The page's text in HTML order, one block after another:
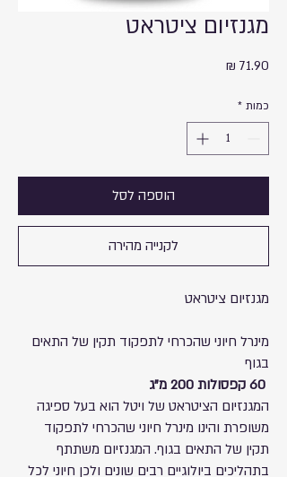
מגנזיום ציטראט
כמות *
הוספה לסל
לקנייה מהירה
מגנזיום ציטראט
מינרל חיוני שהכרחי לתפקוד תקין של התאים
בגוף
60 קפסולות
200 מ”ג
המגנזיום הציטראט של ויטל הוא בעל ספיגה
משופרת והינו מינרל חיוני שהכרחי לתפקוד
תקין של התאים בגוף. המגנזיום משתתף
בתהליכים ביולוגיים רבים שונים ולכן חיוני לכל